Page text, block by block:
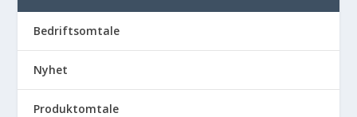
Bedriftsomtale
Nyhet
Produktomtale